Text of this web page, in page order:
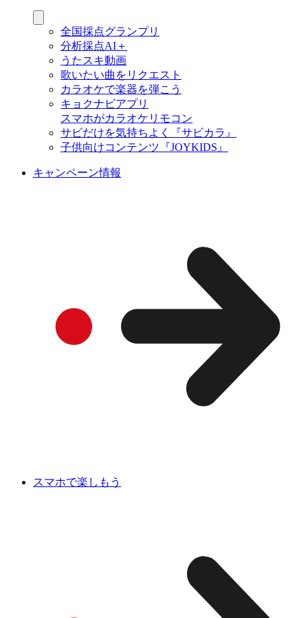
全国採点グランプリ
分析採点AI＋
うたスキ動画
歌いたい曲をリクエスト
カラオケで楽器を弾こう
キョクナビアプリ
スマホがカラオケリモコン
サビだけを気持ちよく『サビカラ』
子供向けコンテンツ『JOYKIDS』
キャンペーン情報
スマホで楽しもう